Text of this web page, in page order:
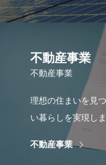
不動産事業
不動産事業
理想の住まいを見
い暮らしを実現し
不動産事業